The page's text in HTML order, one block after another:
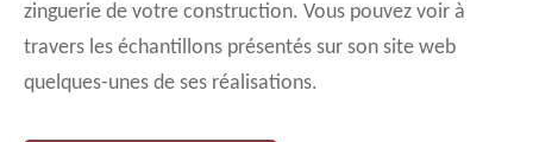
zinguerie de votre construction. Vous pouvez voir à
travers les échantillons présentés sur son site web
quelques-unes de ses réalisations.